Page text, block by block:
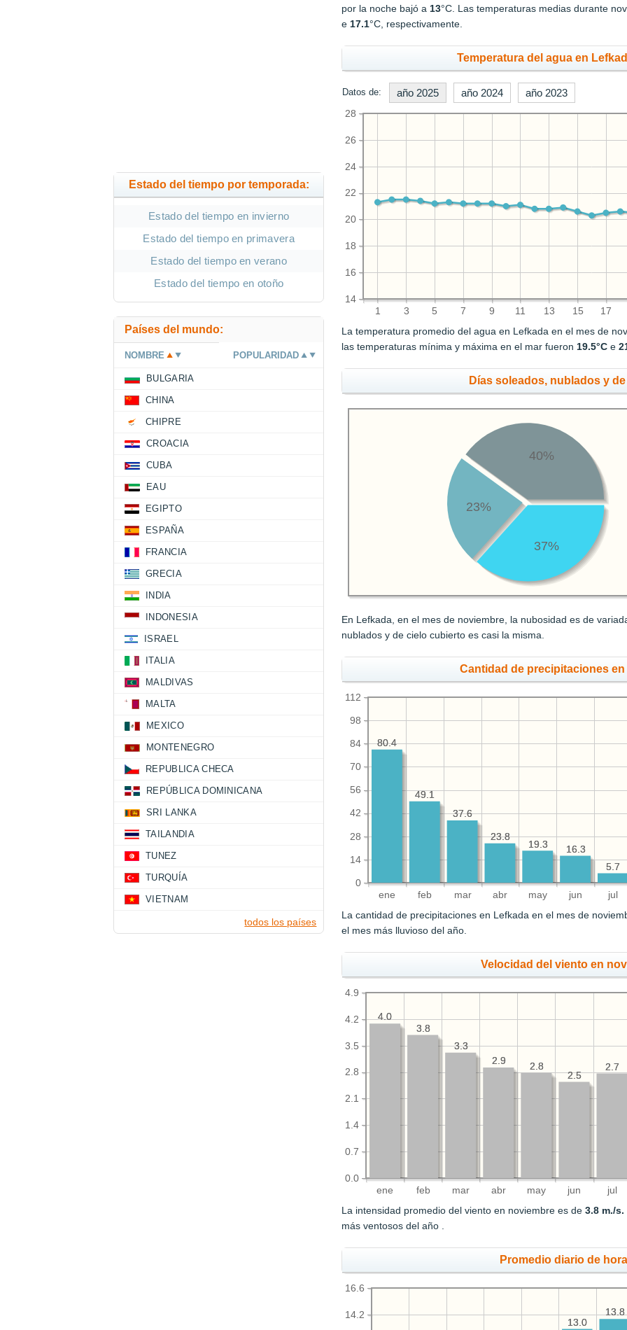
por la noche bajó a13°C. Las temperaturas medias durante
e17.1°C, respectivamente.
Temperatura del agua en
Datos de: año 2025 año 2024 año 2023
1 3 5 7 9 11 13 15 17
14
16
18
20
22
24
26
28
La temperatura promedio del agua en Lefkada en el mes de
las temperaturas mínima y máxima en el mar fueron19.5°C e
Días soleados, nublados y
37%
23%
40%
En Lefkada, en el mes de noviembre, la nubosidad es de
nublados y de cielo cubierto es casi la misma.
Cantidad de precipitaciones
ene feb mar abr may jun jul
0
14
28
42
56
70
84
98
112
5.7
16.3
19.3
23.8
37.6
49.1
80.4
5.7
16.3
19.3
23.8
37.6
49.1
80.4
La cantidad de precipitaciones en Lefkada en el mes de
el mes más lluvioso del año.
Velocidad del viento en
ene feb mar abr may jun jul
0.0
0.7
1.4
2.1
2.8
3.5
4.2
4.9
2.7
2.5
2.8
2.9
3.3
3.8
4.0
2.7
2.5
2.8
2.9
3.3
3.8
4.0
La intensidad promedio del viento en noviembre es de3.8 m./s.
más ventosos del año .
Promedio diario de
14.2
16.6
13.8
13.0
13.8
13.0
Estado del tiempo por temporada:
Estado del tiempo en invierno
Estado del tiempo en primavera
Estado del tiempo en verano
Estado del tiempo en otoño
Países del mundo:
NOMBRE POPULARIDAD
BULGARIA
CHINA
CHIPRE
CROACIA
CUBA
EAU
EGIPTO
ESPAÑA
FRANCIA
GRECIA
INDIA
INDONESIA
ISRAEL
ITALIA
MALDIVAS
MALTA
MEXICO
MONTENEGRO
REPUBLICA CHECA
REPÚBLICA DOMINICANA
SRI LANKA
TAILANDIA
TUNEZ
TURQUÍA
VIETNAM
todos los países